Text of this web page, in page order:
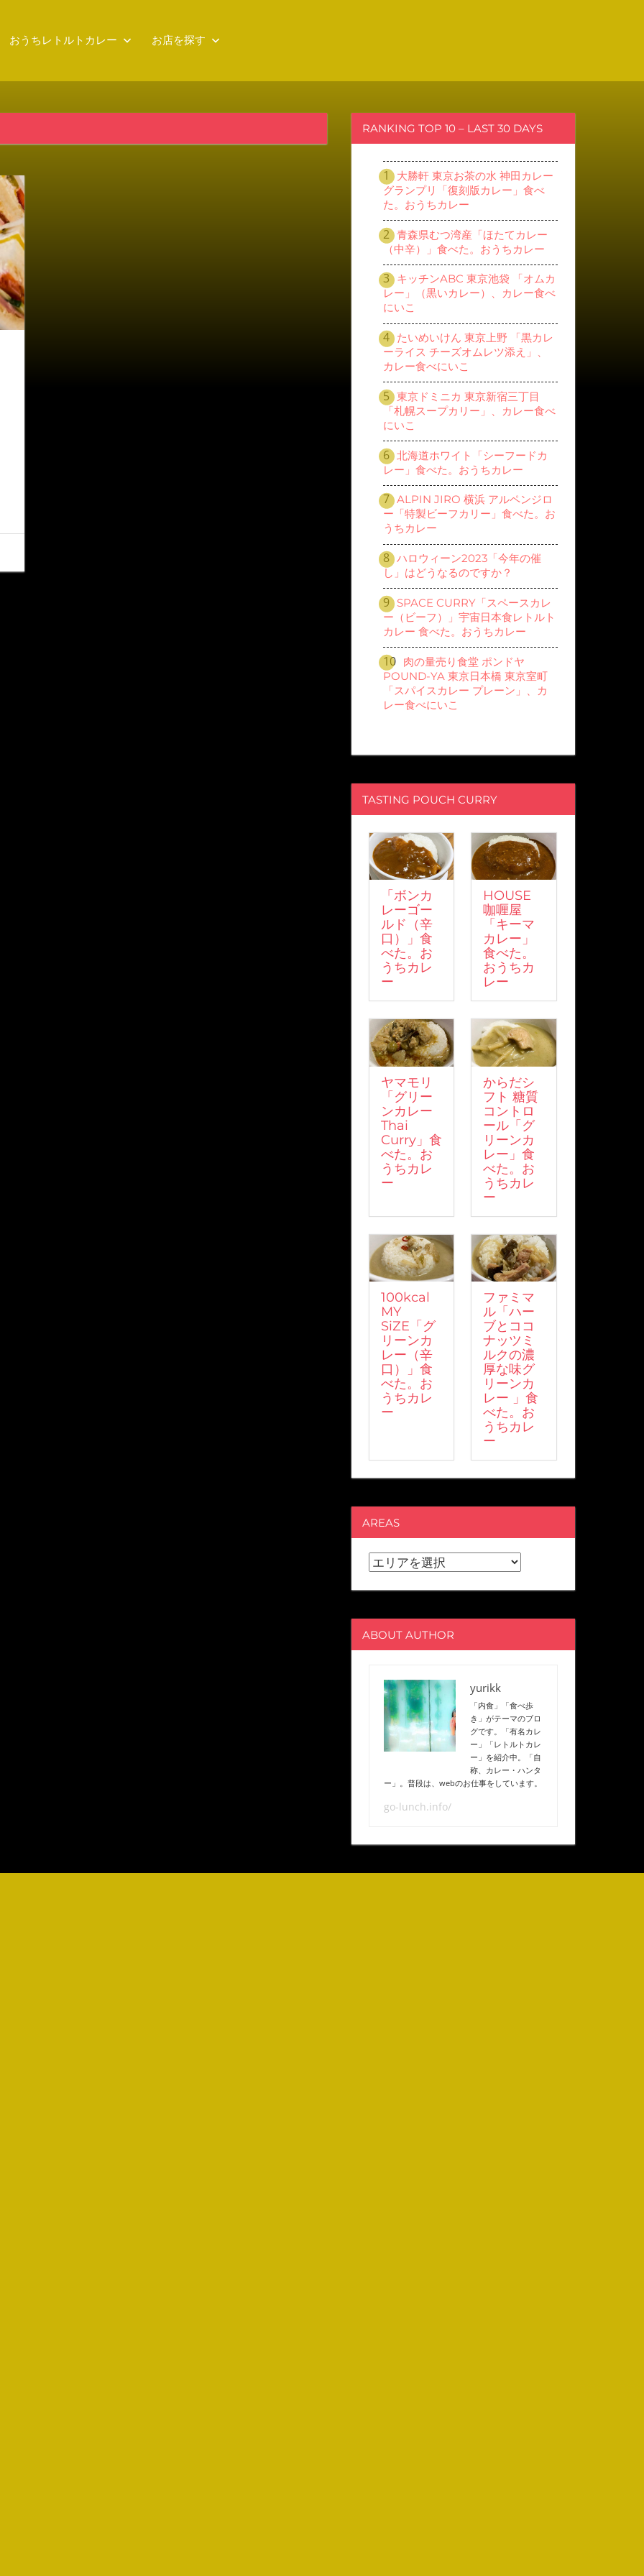
おうちレトルトカレー お店を探す
RANKING TOP 10 – LAST 30 DAYS
大勝軒 東京お茶の水 神田カレー
グランプリ「復刻版カレー」食べ
た。おうちカレー
青森県むつ湾産「ほたてカレー
（中辛）」食べた。おうちカレー
キッチンABC 東京池袋 「オムカ
レー」（黒いカレー）、カレー食べ
にいこ
たいめいけん 東京上野 「黒カレ
ーライス チーズオムレツ添え」、
カレー食べにいこ
東京ドミニカ 東京新宿三丁目
「札幌スープカリー」、カレー食べ
にいこ
北海道ホワイト「シーフードカ
レー」食べた。おうちカレー
ALPIN JIRO 横浜 アルペンジロ
ー「特製ビーフカリー」食べた。お
うちカレー
ハロウィーン2023「今年の催
し」はどうなるのですか？
SPACE CURRY「スペースカレ
ー（ビーフ）」宇宙日本食レトルト
カレー 食べた。おうちカレー
肉の量売り食堂 ポンドヤ
POUND-YA 東京日本橋 東京室町
「スパイスカレー プレーン」、カ
レー食べにいこ
TASTING POUCH CURRY
「ボンカ
レーゴー
ルド（辛
口）」食
べた。お
うちカレ
ー
HOUSE
咖喱屋
「キーマ
カレー」
食べた。
おうちカ
レー
ヤマモリ
「グリー
ンカレー
Thai
Curry」食
べた。お
うちカレ
ー
からだシ
フト 糖質
コントロ
ール「グ
リーンカ
レー」食
べた。お
うちカレ
ー
100kcal
MY
SiZE「グ
リーンカ
レー（辛
口）」食
べた。お
うちカレ
ー
ファミマ
ル「ハー
ブとココ
ナッツミ
ルクの濃
厚な味グ
リーンカ
レー 」食
べた。お
うちカレ
ー
AREAS
ABOUT AUTHOR
yurikk
「内食」「食べ歩
き」がテーマのブロ
グです。「有名カレ
ー」「レトルトカレ
ー」を紹介中。「自
称、カレー・ハンタ
ー」。普段は、webのお仕事をしています。
go-lunch.info/